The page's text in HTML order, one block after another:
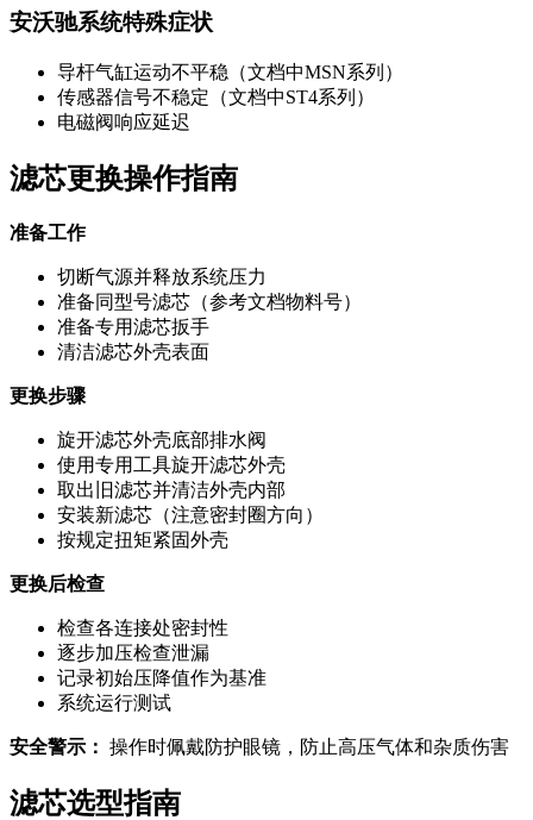
安沃驰系统特殊症状
导杆气缸运动不平稳（文档中MSN系列）
传感器信号不稳定（文档中ST4系列）
电磁阀响应延迟
滤芯更换操作指南
准备工作
切断气源并释放系统压力
准备同型号滤芯（参考文档物料号）
准备专用滤芯扳手
清洁滤芯外壳表面
更换步骤
旋开滤芯外壳底部排水阀
使用专用工具旋开滤芯外壳
取出旧滤芯并清洁外壳内部
安装新滤芯（注意密封圈方向）
按规定扭矩紧固外壳
更换后检查
检查各连接处密封性
逐步加压检查泄漏
记录初始压降值作为基准
系统运行测试
安全警示： 操作时佩戴防护眼镜，防止高压气体和杂质伤害
滤芯选型指南